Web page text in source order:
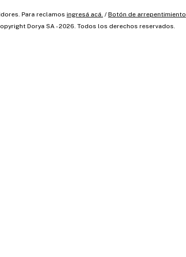
Para reclamos ingresá acá. / Botón de arrepentimiento
Dorya SA - 2026. Todos los derechos reservados.